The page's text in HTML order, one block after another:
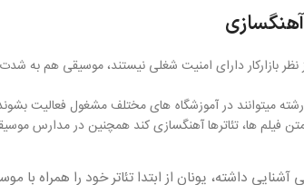
آهنگسازی
نظر بازارکار دارای امنیت شغلی نیستند، موسیقی هم به
میتوانند در آموزشگاه های مختلف مشغول فعالیت
فیلم ها، تئاترها آهنگسازی کند همچنین در مدارس
آشنایی داشته، یونان از ابتدا تئاتر خود را